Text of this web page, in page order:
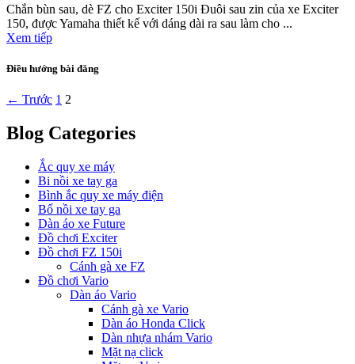
Chắn bùn sau, dè FZ cho Exciter 150i Đuôi sau zin của xe Exciter
150, được Yamaha thiết kế với dáng dài ra sau làm cho ...
Xem tiếp
Điều hướng bài đăng
← Trước 1 2
Blog Categories
Ắc quy xe máy
Bi nồi xe tay ga
Bình ắc quy xe máy điện
Bố nồi xe tay ga
Dàn áo xe Future
Đồ chơi Exciter
Đồ chơi FZ 150i
Cánh gà xe FZ
Đồ chơi Vario
Dàn áo Vario
Cánh gà xe Vario
Dàn áo Honda Click
Dàn nhựa nhám Vario
Mặt nạ click